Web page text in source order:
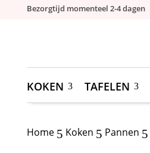
Bezorgtijd momenteel 2-4 dagen
KOKEN TAFELEN
Home 5 Koken 5 Pannen 5